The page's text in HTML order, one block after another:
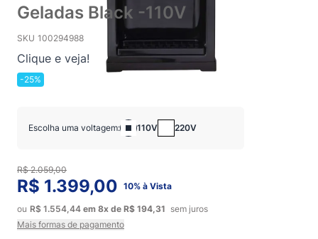
Geladas Black -110V
SKU 100294988
Clique e veja!
-25%
Escolha uma voltagem: 110V 220V
R$ 1.399,00 10% à Vista
ou R$ 1.554,44 em 8x de R$ 194,31 sem juros
Mais formas de pagamento
R$ 2.059,00